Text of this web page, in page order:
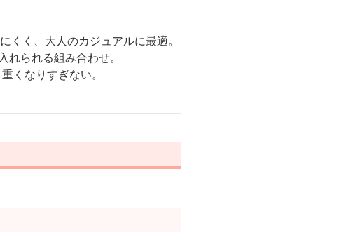
くく、大人のカジュアルに最適。
れられる組み合わせ。
くなりすぎない。